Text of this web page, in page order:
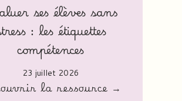
ses élèves sans
: les étiquettes
compétences
23 juillet 2026
la ressource →